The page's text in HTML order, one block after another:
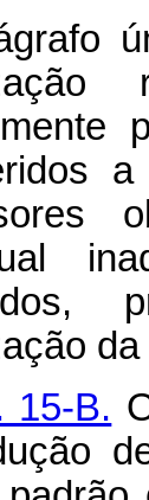
da
15-B.